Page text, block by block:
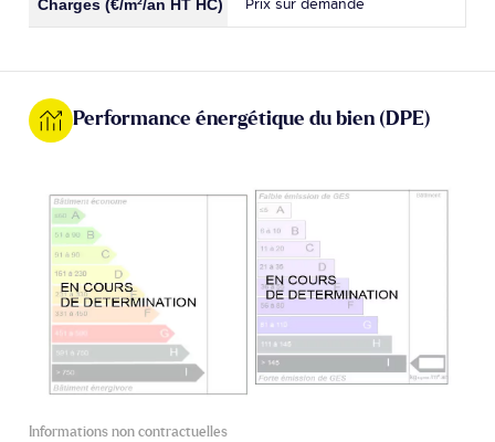
Prix sur demande
Performance énergétique du bien (DPE)
Informations non contractuelles